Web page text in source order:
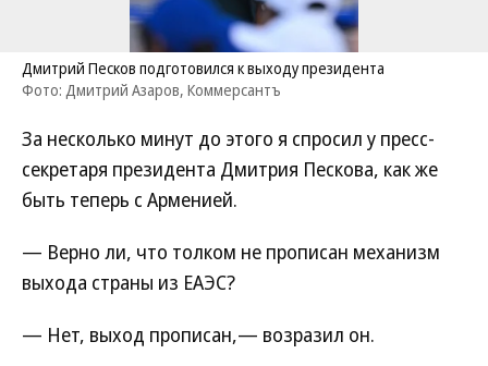
Дмитрий Песков подготовился к выходу президента
Фото: Дмитрий Азаров, Коммерсантъ
За несколько минут до этого я спросил у пресс-
секретаря президента Дмитрия Пескова, как же
быть теперь с Арменией.
— Верно ли, что толком не прописан механизм
выхода страны из ЕАЭС?
— Нет, выход прописан,— возразил он.